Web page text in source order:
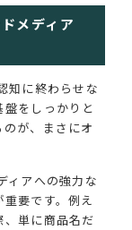
メディア
知に終わらせな
をしっかりと
が、まさにオ
ィアへの強力な
要です。例え
単に商品名だ